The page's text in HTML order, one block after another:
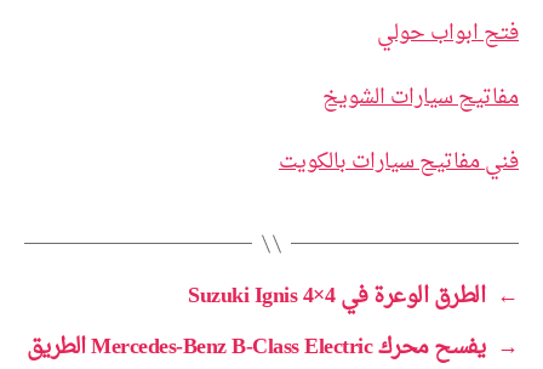
فتح ابواب حولي
مفاتيح سيارات الشويخ
فني مفاتيح سيارات بالكويت
← الطرق الوعرة في Suzuki Ignis 4×4
→
يفسح محرك Mercedes-Benz B-Class Electric الطريق